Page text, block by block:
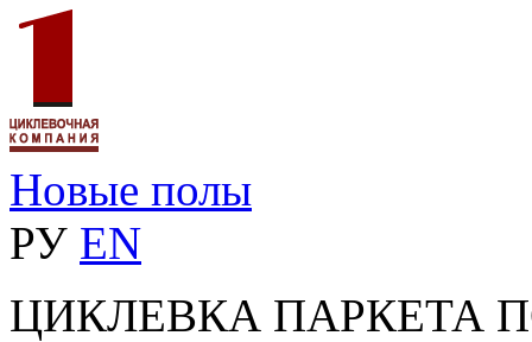
Новые полы
РУ EN
ЦИКЛЕВКА ПАРКЕТА